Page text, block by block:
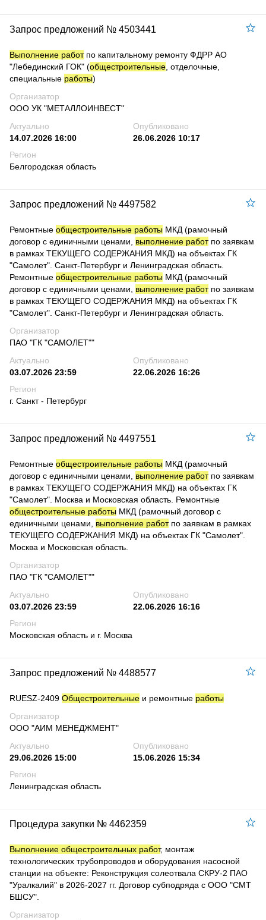
Запрос предложений № 4503441
Выполнение работпо капитальному ремонту ФДРР АО
"Лебединский ГОК" (общестроительные , отделочные,
специальные работы)
Организатор
ООО УК "МЕТАЛЛОИНВЕСТ"
Актуально
14.07.2026 16:00
Опубликовано
26.06.2026 10:17
Регион
Белгородская область
Запрос предложений № 4497582
Ремонтные общестроительные работы МКД (рамочный
договор с единичными ценами, выполнение работпо заявкам
в рамках ТЕКУЩЕГО СОДЕРЖАНИЯ МКД) на объектах ГК
"Самолет". Санкт-Петербург и Ленинградская область.
Ремонтные общестроительные работы МКД (рамочный
договор с единичными ценами, выполнение работпо заявкам
в рамках ТЕКУЩЕГО СОДЕРЖАНИЯ МКД) на объектах ГК
"Самолет". Санкт-Петербург и Ленинградская область.
Организатор
ПАО "ГК "САМОЛЕТ""
Актуально
03.07.2026 23:59
Опубликовано
22.06.2026 16:26
Регион
г. Санкт - Петербург
Запрос предложений № 4497551
Ремонтные общестроительные работы МКД (рамочный
договор с единичными ценами, выполнение работпо заявкам
в рамках ТЕКУЩЕГО СОДЕРЖАНИЯ МКД) на объектах ГК
"Самолет". Москва и Московская область. Ремонтные
общестроительные работы МКД (рамочный договор с
единичными ценами, выполнение работпо заявкам в рамках
ТЕКУЩЕГО СОДЕРЖАНИЯ МКД) на объектах ГК "Самолет".
Москва и Московская область.
Организатор
ПАО "ГК "САМОЛЕТ""
Актуально
03.07.2026 23:59
Опубликовано
22.06.2026 16:16
Регион
Московская область и г. Москва
Запрос предложений № 4488577
RUESZ-2409 Общестроительные и ремонтные работы
Организатор
ООО "АИМ МЕНЕДЖМЕНТ"
Актуально
29.06.2026 15:00
Опубликовано
15.06.2026 15:34
Регион
Ленинградская область
Процедура закупки № 4462359
Выполнение общестроительных работ, монтаж
технологических трубопроводов и оборудования насосной
станции на объекте: Реконструкция солеотвала СКРУ-2 ПАО
"Уралкалий" в 2026-2027 гг. Договор субподряда с ООО "СМТ
БШСУ".
Организатор